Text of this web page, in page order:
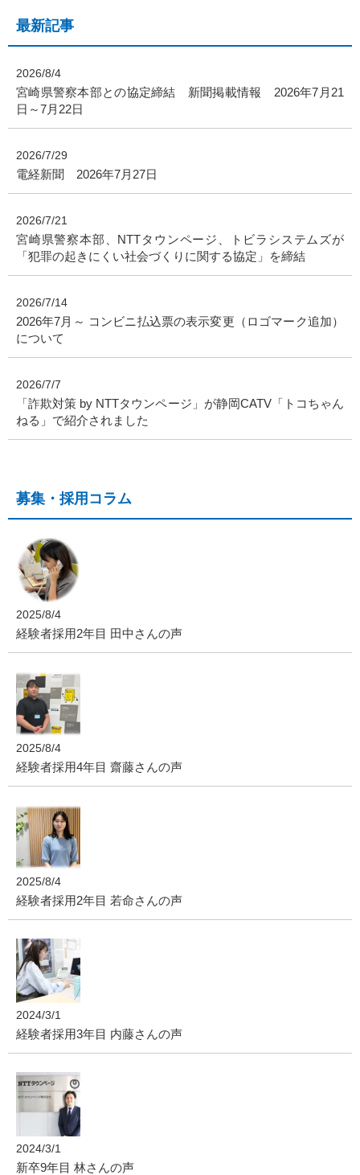
最新記事
2026/8/4
宮崎県警察本部との協定締結 新聞掲載情報 2026年7月21
日～7月22日
2026/7/29
電経新聞 2026年7月27日
2026/7/21
宮崎県警察本部、NTTタウンページ、トビラシステムズが
「犯罪の起きにくい社会づくりに関する協定」を締結
2026/7/14
2026年7月～ コンビニ払込票の表示変更（ロゴマーク追加）
について
2026/7/7
「詐欺対策 by NTTタウンページ」が静岡CATV「トコちゃん
ねる」で紹介されました
募集・採用コラム
2025/8/4
経験者採用2年目 田中さんの声
2025/8/4
経験者採用4年目 齋藤さんの声
2025/8/4
経験者採用2年目 若命さんの声
2024/3/1
経験者採用3年目 内藤さんの声
2024/3/1
新卒9年目 林さんの声